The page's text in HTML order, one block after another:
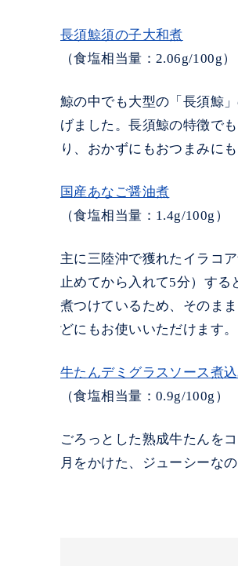
長須鯨須の子大和煮
（食塩相当量：2.06g/100g）
鯨の中でも大型の「長須鯨
げました。長須鯨の特徴で
り、おかずにもおつまみに
国産あなご醤油煮
（食塩相当量：1.4g/100g）
主に三陸沖で獲れたイラコ
止めてから入れて5分）する
煮つけているため、そのま
どにもお使いいただけます。
牛たんデミグラスソース煮
（食塩相当量：0.9g/100g）
ごろっとした熟成牛たんを
月をかけた、ジューシーな